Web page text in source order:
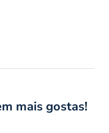
mais gostas!